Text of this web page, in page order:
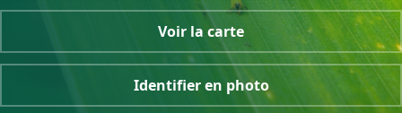
Voir la carte
Identifier en photo